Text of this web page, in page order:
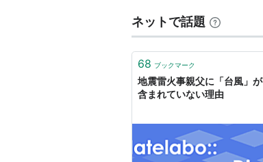
ネットで話題
68 ブックマーク
地震雷火事親父に「台風」が
含まれていない理由